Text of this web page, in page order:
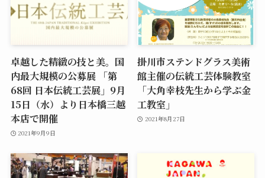
卓越した精緻の技と美。国
内最大規模の公募展 「第
68回 日本伝統工芸展」9月
15日（水）より日本橋三越
本店で開催
2021年9月9日
掛川市ステンドグラス美術
館主催の伝統工芸体験教室
「大角幸枝先生から学ぶ金
工教室」
2021年8月27日